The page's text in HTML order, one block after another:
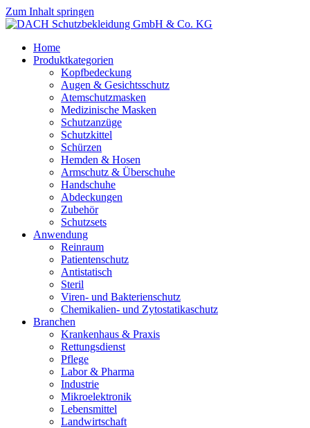
Zum Inhalt springen
Home
Produktkategorien
Kopfbedeckung
Augen & Gesichtsschutz
Atemschutzmasken
Medizinische Masken
Schutzanzüge
Schutzkittel
Schürzen
Hemden & Hosen
Armschutz & Überschuhe
Handschuhe
Abdeckungen
Zubehör
Schutzsets
Anwendung
Reinraum
Patientenschutz
Antistatisch
Steril
Viren- und Bakterienschutz
Chemikalien- und Zytostatikaschutz
Branchen
Krankenhaus & Praxis
Rettungsdienst
Pflege
Labor & Pharma
Industrie
Mikroelektronik
Lebensmittel
Landwirtschaft